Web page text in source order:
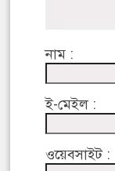
নাম :
ই-মেইল :
ওয়েবসাইট :